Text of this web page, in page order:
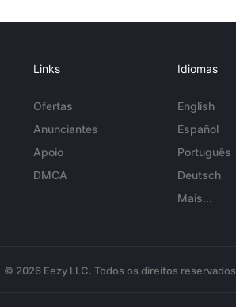
Links
Ofertas
Anunciantes
Apoio
DMCA
Idiomas
English
Español
Português
Deutsch
Mais...
© 2026 Eezy LLC. Todos os direitos reservados